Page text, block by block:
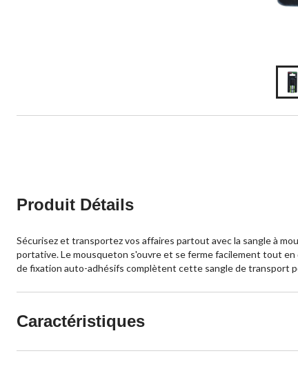
Produit Détails
Sécurisez et transportez vos affaires partout avec la sangle à
portative. Le mousqueton s'ouvre et se ferme facilement tout
de fixation auto-adhésifs complètent cette sangle de transport
Caractéristiques